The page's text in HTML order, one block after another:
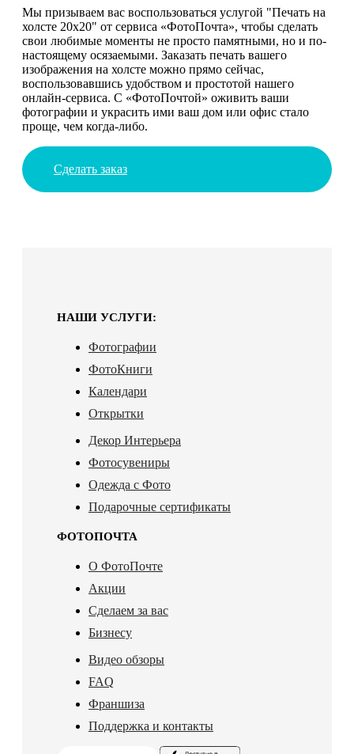
Мы призываем вас воспользоваться услугой "Печать на
холсте 20х20" от сервиса «ФотоПочта», чтобы сделать
свои любимые моменты не просто памятными, но и по-
настоящему осязаемыми. Заказать печать вашего
изображения на холсте можно прямо сейчас,
воспользовавшись удобством и простотой нашего
онлайн-сервиса. С «ФотоПочтой» оживить ваши
фотографии и украсить ими ваш дом или офис стало
проще, чем когда-либо.
Сделать заказ
НАШИ УСЛУГИ:
Фотографии
ФотоКниги
Календари
Открытки
Декор Интерьера
Фотосувениры
Одежда с Фото
Подарочные сертификаты
ФОТОПОЧТА
О ФотоПочте
Акции
Сделаем за вас
Бизнесу
Видео обзоры
FAQ
Франшиза
Поддержка и контакты